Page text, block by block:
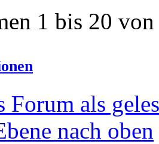
1 bis 20
Forum als
nach oben